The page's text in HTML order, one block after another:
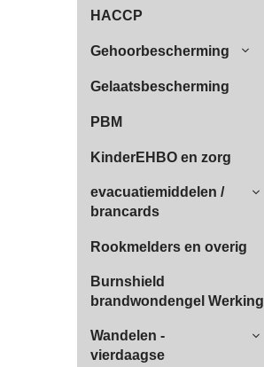
HACCP
Gehoorbescherming
Gelaatsbescherming
PBM
KinderEHBO en zorg
evacuatiemiddelen /
brancards
Rookmelders en overig
Burnshield
brandwondengel Werking
Wandelen -
vierdaagse